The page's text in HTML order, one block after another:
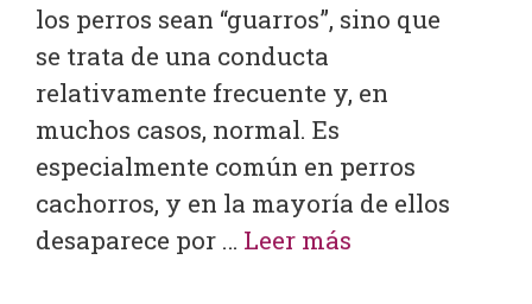
los perros sean “guarros”, sino que
se trata de una conducta
relativamente frecuente y, en
muchos casos, normal. Es
especialmente común en perros
cachorros, y en la mayoría de ellos
desaparece por … Leer más